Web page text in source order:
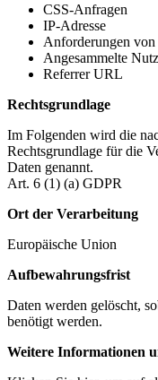
CSS-Anfragen
IP-Adresse
Anforderungen von
Angesammelte
Referrer URL
Rechtsgrundlage
Im Folgenden wird die
Rechtsgrundlage für die
Daten genannt.
Art. 6 (1) (a) GDPR
Ort der Verarbeitung
Europäische Union
Aufbewahrungsfrist
Daten werden gelöscht,
benötigt werden.
Weitere Informationen